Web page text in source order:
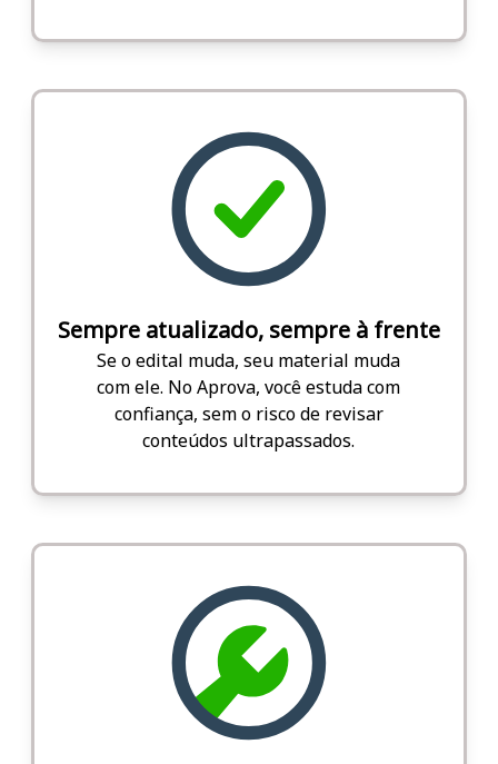
Sempre atualizado, sempre à frente
Se o edital muda, seu material muda
com ele. No Aprova, você estuda com
confiança, sem o risco de revisar
conteúdos ultrapassados.